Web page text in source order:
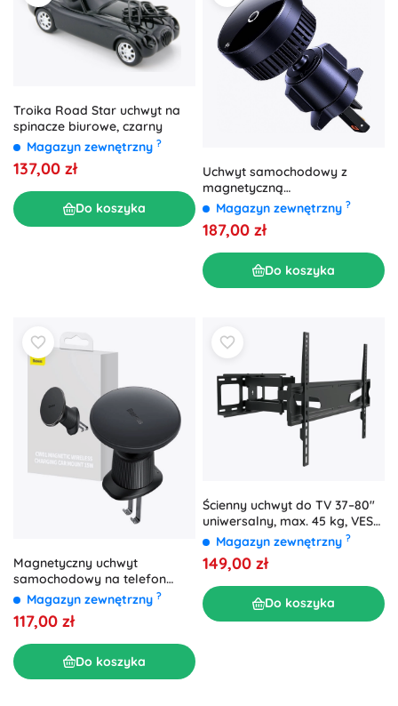
Troika Road Star uchwyt na
spinacze biurowe, czarny
Magazyn zewnętrzny ?
137,00 zł
Do koszyka
Uchwyt samochodowy z
magnetyczną
bezprzewodową ładowarką
BASEUS MagPro 15W Qi2
Magazyn zewnętrzny ?
187,00 zł
Do koszyka
Magnetyczny uchwyt
samochodowy na telefon
Baseus z bezprzewodowym
ładowaniem 15 W, czarny
Magazyn zewnętrzny ?
117,00 zł
Do koszyka
Ścienny uchwyt do TV 37–80"
uniwersalny, max. 45 kg, VESA
600×400, czarny
Magazyn zewnętrzny ?
149,00 zł
Do koszyka